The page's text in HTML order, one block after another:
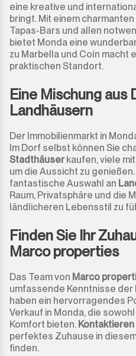
Los Flamingos
Manilva
Monda
Monte Halcones
Ojén
Pueblo Nuevo de
Punta Chullera
Ronda
San Diego
San Enrique
Ladenlokal
Büro
Speicher
Nachtclub
Lagerhaus
Garage
Gewerbe
Anlegeplatz
Kiosk
Friseure
Aparthotel
1.400.000€
1.500.000€
2.000.000€
eine kreative und
bringt. Mit einem
Tapas-Bars und allen
bietet Monda eine
zu Marbella und Coín macht
praktischen Standort.
Eine Mischung aus
Landhäusern
Der Immobilienmarkt in
Im Dorf selbst können Sie
Stadthäuser kaufen, viele
um die Aussicht zu
fantastische Auswahl an
Raum, Privatsphäre und die
ländlicheren Lebensstil zu
Finden Sie Ihr
Marco properties
Das Team von Marco
umfassende Kenntnisse der
haben ein hervorragendes
Verkauf in Monda, die
Komfort bieten.
perfektes Zuhause in
finden.